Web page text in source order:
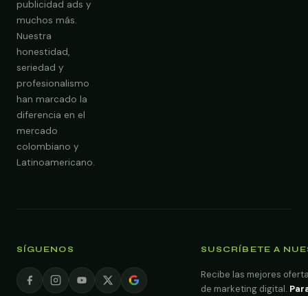
publicidad ads y
muchos más.
Nuestra
honestidad,
seriedad y
profesionalismo
han marcado la
diferencia en el
mercado
colombiano y
Latinoamericano.
SÍGUENOS SUSCRÍBETE A
Recibe las mejores
de marketing digital.